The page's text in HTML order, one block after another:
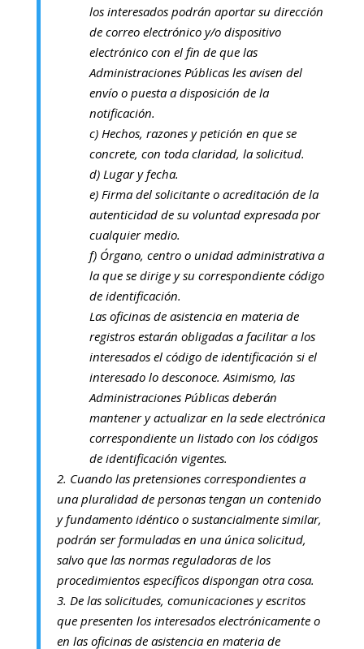
los interesados podrán aportar su dirección
de correo electrónico y/o dispositivo
electrónico con el fin de que las
Administraciones Públicas les avisen del
envío o puesta a disposición de la
notificación.
c) Hechos, razones y petición en que se
concrete, con toda claridad, la solicitud.
d) Lugar y fecha.
e) Firma del solicitante o acreditación de la
autenticidad de su voluntad expresada por
cualquier medio.
f) Órgano, centro o unidad administrativa a
la que se dirige y su correspondiente código
de identificación.
Las oficinas de asistencia en materia de
registros estarán obligadas a facilitar a los
interesados el código de identificación si el
interesado lo desconoce. Asimismo, las
Administraciones Públicas deberán
mantener y actualizar en la sede electrónica
correspondiente un listado con los códigos
de identificación vigentes.
2. Cuando las pretensiones correspondientes a
una pluralidad de personas tengan un contenido
y fundamento idéntico o sustancialmente similar,
podrán ser formuladas en una única solicitud,
salvo que las normas reguladoras de los
procedimientos específicos dispongan otra cosa.
3. De las solicitudes, comunicaciones y escritos
que presenten los interesados electrónicamente o
en las oficinas de asistencia en materia de